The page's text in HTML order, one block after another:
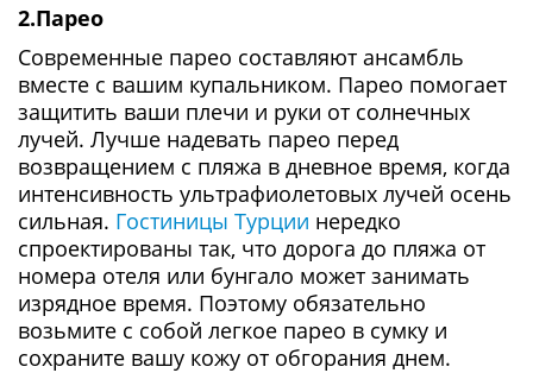
2.Парео
Современные парео составляют ансамбль
вместе с вашим купальником. Парео помогает
защитить ваши плечи и руки от солнечных
лучей. Лучше надевать парео перед
возвращением с пляжа в дневное время, когда
интенсивность ультрафиолетовых лучей осень
сильная. Гостиницы Турции нередко
спроектированы так, что дорога до пляжа от
номера отеля или бунгало может занимать
изрядное время. Поэтому обязательно
возьмите с собой легкое парео в сумку и
сохраните вашу кожу от обгорания днем.